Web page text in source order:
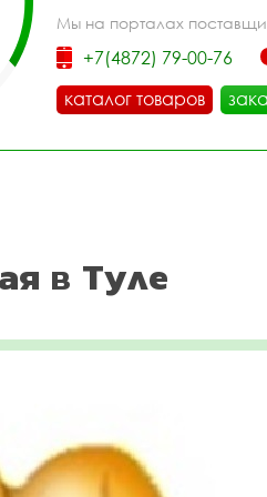
Мы на порталах
+7(4872) 79-00-76
каталог товаров
в Туле